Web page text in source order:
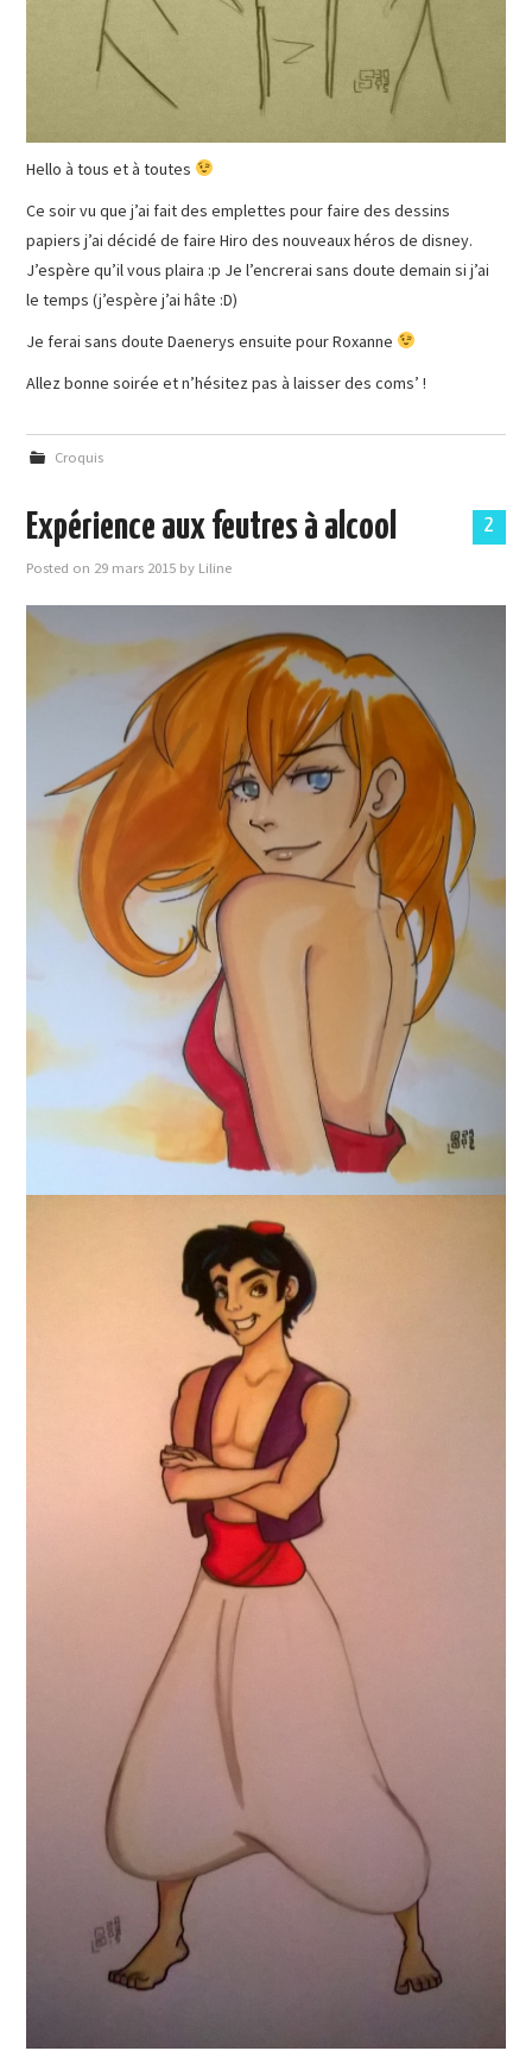
Hello à tous et à toutes
Ce soir vu que j’ai fait des emplettes pour faire des dessins
papiers j’ai décidé de faire Hiro des nouveaux héros de disney.
J’espère qu’il vous plaira :p Je l’encrerai sans doute demain si j’ai
le temps (j’espère j’ai hâte :D)
Je ferai sans doute Daenerys ensuite pour Roxanne
Allez bonne soirée et n’hésitez pas à laisser des coms’ !
Croquis
2
Expérience aux feutres à alcool
Posted on 29 mars 2015 by Liline